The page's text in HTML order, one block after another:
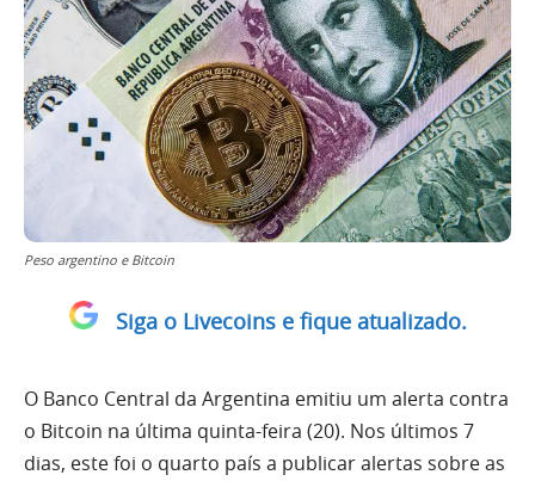
Peso argentino e Bitcoin
Siga o Livecoins e fique atualizado.
O Banco Central da Argentina emitiu um alerta contra
o Bitcoin na última quinta-feira (20). Nos últimos 7
dias, este foi o quarto país a publicar alertas sobre as